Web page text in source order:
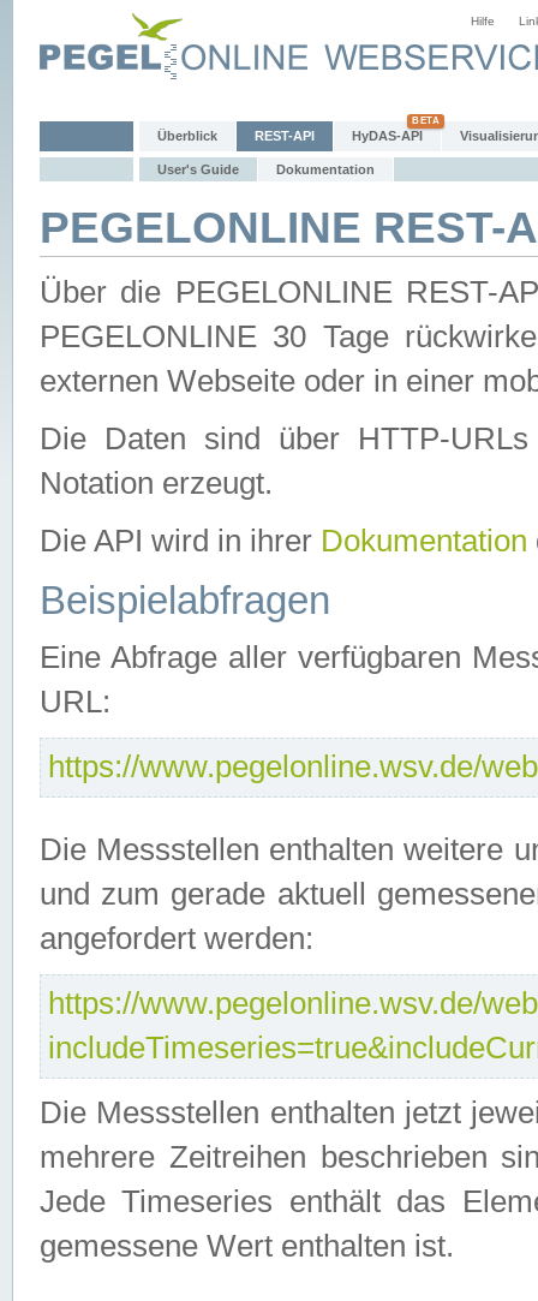
Hilfe
Überblick REST-API HyDAS-API
User's Guide Dokumentation
PEGELONLINE REST-
Über die PEGELONLINE REST-
PEGELONLINE 30 Tage
externen Webseite oder in einer
Die Daten sind über HTTP-
Notation erzeugt.
Die API wird in ihrer Dokumentation
Beispielabfragen
Eine Abfrage aller verfügbaren
URL:
https://www.pegelonline.wsv.de/
Die Messstellen enthalten weitere
und zum gerade aktuell
angefordert werden:
https://www.pegelonline.wsv.de/
Die Messstellen enthalten jetzt
mehrere Zeitreihen beschrieben
Jede Timeseries enthält das
gemessene Wert enthalten ist.